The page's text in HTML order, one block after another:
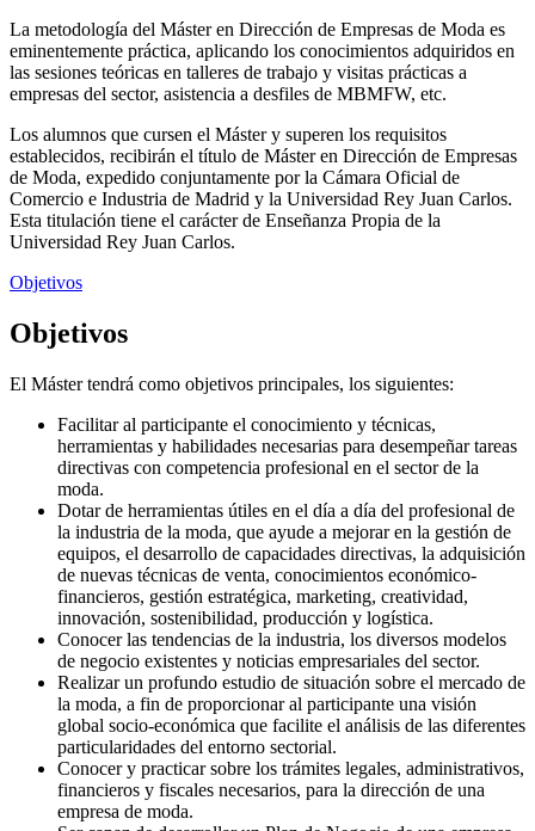
La metodología del Máster en Dirección de Empresas de Moda es
eminentemente práctica, aplicando los conocimientos adquiridos en
las sesiones teóricas en talleres de trabajo y visitas prácticas a
empresas del sector, asistencia a desfiles de MBMFW, etc.
Los alumnos que cursen el Máster y superen los requisitos
establecidos, recibirán el título de Máster en Dirección de Empresas
de Moda, expedido conjuntamente por la Cámara Oficial de
Comercio e Industria de Madrid y la Universidad Rey Juan Carlos.
Esta titulación tiene el carácter de Enseñanza Propia de la
Universidad Rey Juan Carlos.
Objetivos
Objetivos
El Máster tendrá como objetivos principales, los siguientes:
Facilitar al participante el conocimiento y técnicas,
herramientas y habilidades necesarias para desempeñar tareas
directivas con competencia profesional en el sector de la
moda.
Dotar de herramientas útiles en el día a día del profesional de
la industria de la moda, que ayude a mejorar en la gestión de
equipos, el desarrollo de capacidades directivas, la adquisición
de nuevas técnicas de venta, conocimientos económico-
financieros, gestión estratégica, marketing, creatividad,
innovación, sostenibilidad, producción y logística.
Conocer las tendencias de la industria, los diversos modelos
de negocio existentes y noticias empresariales del sector.
Realizar un profundo estudio de situación sobre el mercado de
la moda, a fin de proporcionar al participante una visión
global socio-económica que facilite el análisis de las diferentes
particularidades del entorno sectorial.
Conocer y practicar sobre los trámites legales, administrativos,
financieros y fiscales necesarios, para la dirección de una
empresa de moda.